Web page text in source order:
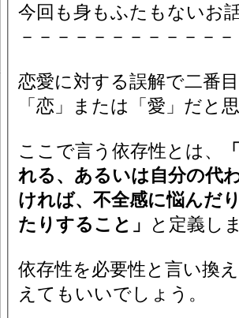
今回も身もふたもないお
－－－－－－－－－－－
恋愛に対する誤解で二番
「恋」または「愛」だと
ここで言う依存性とは、
れる、あるいは自分の代
ければ、不全感に悩んだ
たりすること」
と定義し
依存性を必要性と言い換
えてもいいでしょう。